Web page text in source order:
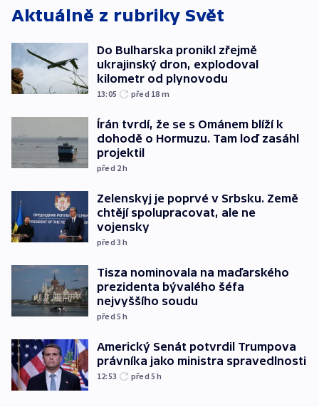
Aktuálně z rubriky Svět
Do Bulharska pronikl zřejmě
ukrajinský dron, explodoval
kilometr od plynovodu
13:05 před 18 m
Írán tvrdí, že se s Ománem blíží k
dohodě o Hormuzu. Tam loď zasáhl
projektil
před 2h
Zelenskyj je poprvé v Srbsku. Země
chtějí spolupracovat, ale ne
vojensky
před 3h
Tisza nominovala na maďarského
prezidenta bývalého šéfa
nejvyššího soudu
před 5h
Americký Senát potvrdil Trumpova
právníka jako ministra spravedlnosti
12:53 před 5h